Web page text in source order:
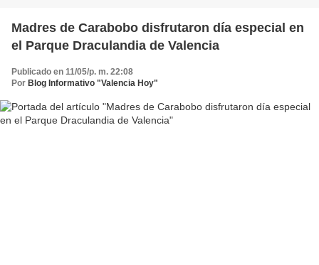
Madres de Carabobo disfrutaron día especial en
el Parque Draculandia de Valencia
Publicado en 11/05/p. m. 22:08
Por Blog Informativo "Valencia Hoy"